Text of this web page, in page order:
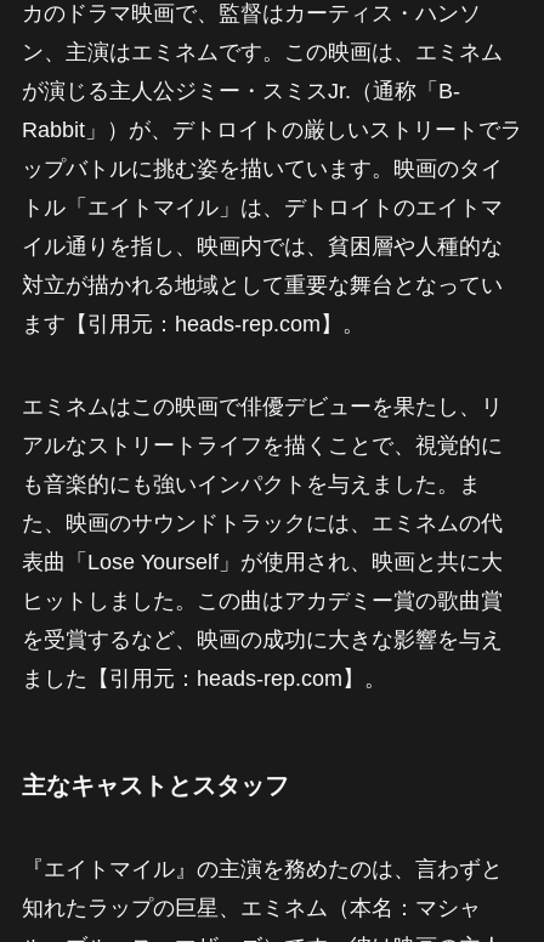
カのドラマ映画で、監督はカーティス・ハンソ
ン、主演はエミネムです。この映画は、エミネム
が演じる主人公ジミー・スミスJr.（通称「B-
Rabbit」）が、デトロイトの厳しいストリートでラ
ップバトルに挑む姿を描いています。映画のタイ
トル「エイトマイル」は、デトロイトのエイトマ
イル通りを指し、映画内では、貧困層や人種的な
対立が描かれる地域として重要な舞台となってい
ます【引用元：heads-rep.com】。
エミネムはこの映画で俳優デビューを果たし、リ
アルなストリートライフを描くことで、視覚的に
も音楽的にも強いインパクトを与えました。ま
た、映画のサウンドトラックには、エミネムの代
表曲「Lose Yourself」が使用され、映画と共に大
ヒットしました。この曲はアカデミー賞の歌曲賞
を受賞するなど、映画の成功に大きな影響を与え
ました【引用元：heads-rep.com】。
主なキャストとスタッフ
『エイトマイル』の主演を務めたのは、言わずと
知れたラップの巨星、エミネム（本名：マシャ